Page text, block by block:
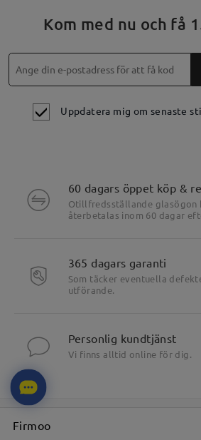
Kom med nu och få
Uppdatera mig om senaste
60 dagars öppet köp &
Otillfredsställande glasögon
återbetalas inom 60 dagar
365 dagars garanti
Som täcker eventuella
utförande.
Personlig kundtjänst
Vi finns alltid online för dig.
Firmoo